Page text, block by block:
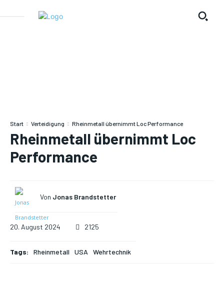
Start Verteidigung Rheinmetall übernimmt Loc Performance
Rheinmetall übernimmt Loc
Performance
Von Jonas Brandstetter
20. August 2024 2125
Tags: Rheinmetall USA Wehrtechnik